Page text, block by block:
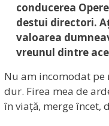
conducerea
destui directori.
valoarea
vreunul dintre
Nu am incomodat
dur. Firea mea de
în viață, merge încet,